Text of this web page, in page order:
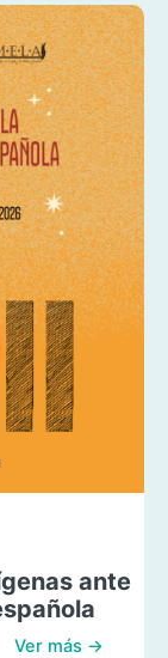
ante
Ver más →